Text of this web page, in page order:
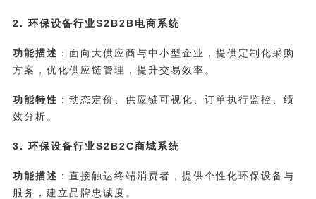
2. 环保设备行业S2B2B电商系统
功能描述 ：面向大供应商与中小型企业，提供定制化采购
方案，优化供应链管理，提升交易效率。
功能特性 ：动态定价、供应链可视化、订单执行监控、绩
效分析。
3. 环保设备行业S2B2C商城系统
功能描述 ：直接触达终端消费者，提供个性化环保设备与
服务，建立品牌忠诚度。